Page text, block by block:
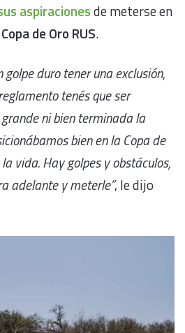
aspiracionesde meterse en
Copa de Oro RUS.
golpe duro tener una exclusión,
tenés que ser
ni bien terminada la
bien en la Copa de
vida. Hay golpes y obstáculos,
adelante y meterle”, le dijo